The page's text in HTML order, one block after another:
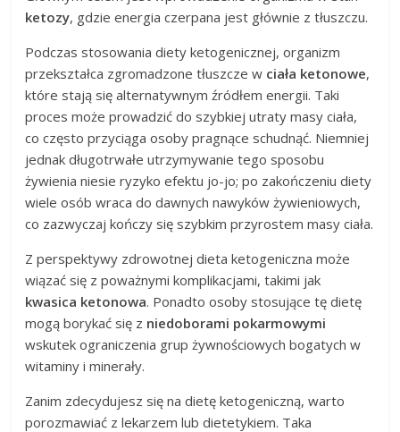
ketozy, gdzie energia czerpana jest głównie z tłuszczu.
Podczas stosowania diety ketogenicznej, organizm
przekształca zgromadzone tłuszcze w ciała ketonowe,
które stają się alternatywnym źródłem energii. Taki
proces może prowadzić do szybkiej utraty masy ciała,
co często przyciąga osoby pragnące schudnąć. Niemniej
jednak długotrwałe utrzymywanie tego sposobu
żywienia niesie ryzyko efektu jo-jo; po zakończeniu diety
wiele osób wraca do dawnych nawyków żywieniowych,
co zazwyczaj kończy się szybkim przyrostem masy ciała.
Z perspektywy zdrowotnej dieta ketogeniczna może
wiązać się z poważnymi komplikacjami, takimi jak
kwasica ketonowa. Ponadto osoby stosujące tę dietę
mogą borykać się z niedoborami pokarmowymi
wskutek ograniczenia grup żywnościowych bogatych w
witaminy i minerały.
Zanim zdecydujesz się na dietę ketogeniczną, warto
porozmawiać z lekarzem lub dietetykiem. Taka